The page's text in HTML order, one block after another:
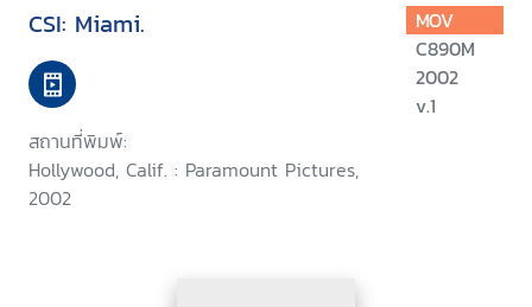
CSI: Miami.
สถานที่พิมพ์:
Hollywood, Calif. : Paramount Pictures,
2002
MOV
C890M
2002
v.1